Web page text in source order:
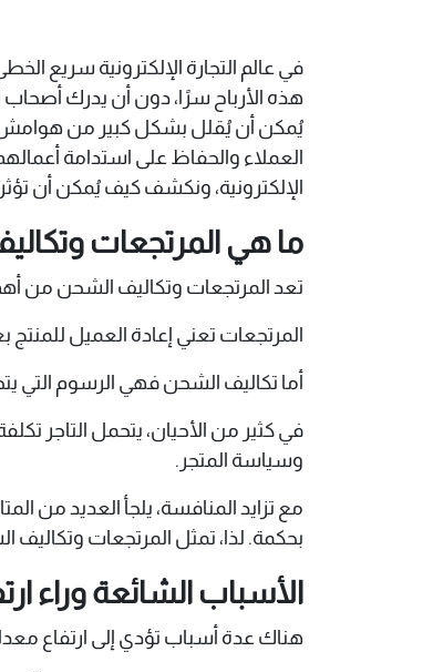
في عالم التجارة الإلكترونية سريع
هذه الأرباح سرًا، دون أن يدرك أصحاب
يُمكن أن يُقلل بشكل كبير من هوامش
العملاء والحفاظ على استدامة
الإلكترونية، ونكشف كيف يُمكن أن
ما هي المرتجعات
تعد المرتجعات وتكاليف الشحن من أهم
المرتجعات تعني إعادة العميل
أما تكاليف الشحن فهي الرسوم التي
في كثير من الأحيان، يتحمل التاجر
وسياسة المتجر.
مع تزايد المنافسة، يلجأ العديد من
بحكمة. لذا، تمثل المرتجعات وتكاليف
الأسباب الشائعة وراء
هناك عدة أسباب تؤدي إلى ارتفاع